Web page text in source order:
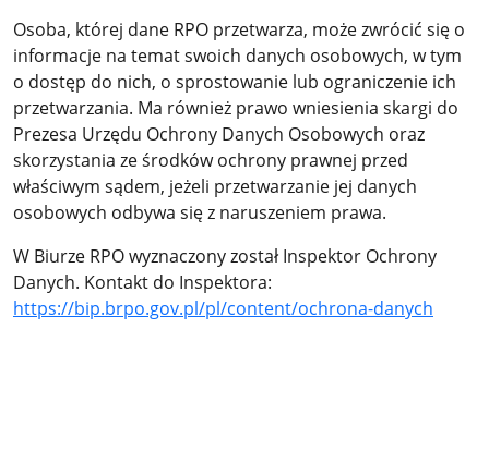
Osoba, której dane RPO przetwarza, może zwrócić się o
informacje na temat swoich danych osobowych, w tym
o dostęp do nich, o sprostowanie lub ograniczenie ich
przetwarzania. Ma również prawo wniesienia skargi do
Prezesa Urzędu Ochrony Danych Osobowych oraz
skorzystania ze środków ochrony prawnej przed
właściwym sądem, jeżeli przetwarzanie jej danych
osobowych odbywa się z naruszeniem prawa.
W Biurze RPO wyznaczony został Inspektor Ochrony
Danych. Kontakt do Inspektora:
https://bip.brpo.gov.pl/pl/content/ochrona-danych